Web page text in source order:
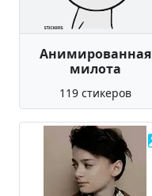
Анимированная
милота
119 стикеров